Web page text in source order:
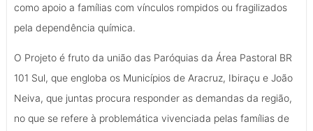
como apoio a famílias com vínculos rompidos ou fragilizados
pela dependência química.
O Projeto é fruto da união das Paróquias da Área Pastoral BR
101 Sul, que engloba os Municípios de Aracruz, Ibiraçu e João
Neiva, que juntas procura responder as demandas da região,
no que se refere à problemática vivenciada pelas famílias de